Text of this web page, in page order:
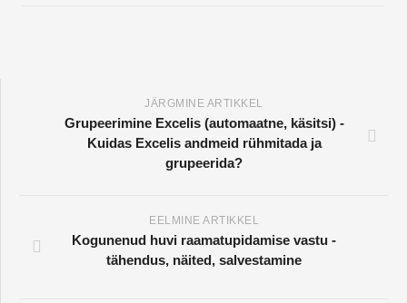
JÄRGMINE ARTIKKEL
Grupeerimine Excelis (automaatne, käsitsi) -
Kuidas Excelis andmeid rühmitada ja
grupeerida?
EELMINE ARTIKKEL
Kogunenud huvi raamatupidamise vastu -
tähendus, näited, salvestamine